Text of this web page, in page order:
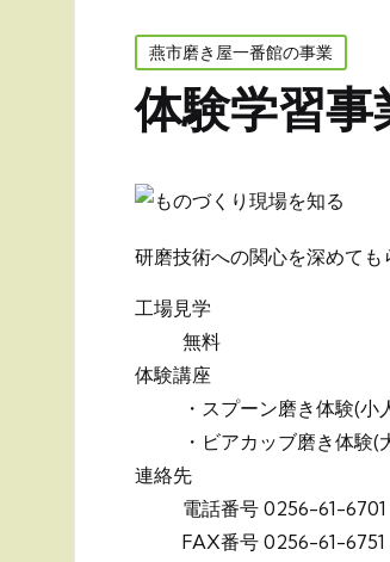
Posted
in
燕市磨き屋一番館の事業
体験学習
研磨技術への関心を深めて
工場見学
無料
体験講座
・スプーン磨き体
・ビアカッブ磨き体
連絡先
電話番号 0256-61-6701
FAX番号 0256-61-6751